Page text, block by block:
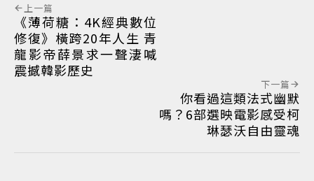
上一篇
《薄荷糖：4K經典數位
修復》橫跨20年人生 青
龍影帝薛景求一聲淒喊
震撼韓影歷史
下一篇
你看過這類法式幽默
嗎？6部選映電影感受柯
琳瑟沃自由靈魂